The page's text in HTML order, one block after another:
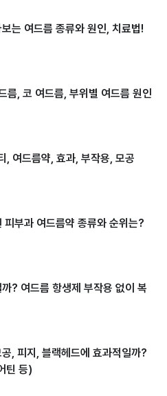
는 여드름 종류와 원인, 치료법!
름, 코 여드름, 부위별 여드름 원인
, 여드름약, 효과, 부작용, 모공
피부과 여드름약 종류와 순위는?
? 여드름 항생제 부작용 없이 복
, 피지, 블랙헤드에 효과적일까?
틴 등)